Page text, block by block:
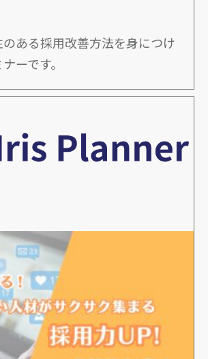
のある採用改善方法を身につけ
ーです。